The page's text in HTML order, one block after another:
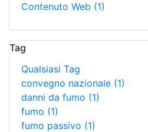
Contenuto Web (1)
Tag
Qualsiasi Tag
convegno nazionale (1)
danni da fumo (1)
fumo (1)
fumo passivo (1)